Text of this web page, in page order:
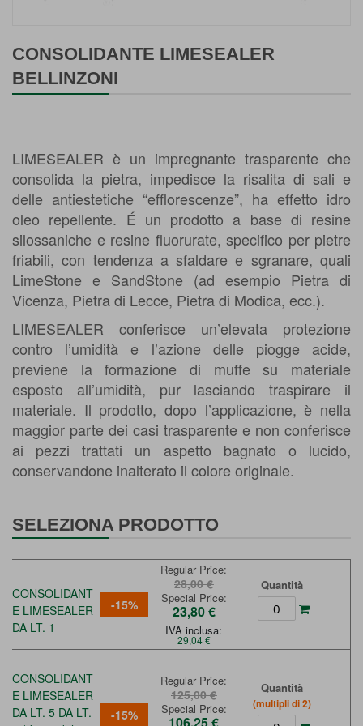
CONSOLIDANTE LIMESEALER
BELLINZONI
all'inizio
galleria
LIMESEALER è un impregnante trasparente che
consolida la pietra, impedisce la risalita di sali e
delle antiestetiche “efflorescenze”, ha effetto idro
oleo repellente. É un prodotto a base di resine
silossaniche e resine fluorurate, specifico per pietre
friabili, con tendenza a sfaldare e sgranare, quali
LimeStone e SandStone (ad esempio Pietra di
Vicenza, Pietra di Lecce, Pietra di Modica, ecc.).
LIMESEALER conferisce un’elevata protezione
contro l’umidità e l’azione delle piogge acide,
previene la formazione di muffe su materiale
esposto all’umidità, pur lasciando traspirare il
materiale. Il prodotto, dopo l’applicazione, è nella
maggior parte dei casi trasparente e non conferisce
ai pezzi trattati un aspetto bagnato o lucido,
conservandone inalterato il colore originale.
SELEZIONA PRODOTTO
CONSOLIDANT
E LIMESEALER
DA LT. 1
-15%
Regular Price
28,00 €
Special Price
23,80 €
IVA inclusa:
29,04 €
Quantità
CONSOLIDANT
E LIMESEALER
DA LT. 5 DA LT.
-15%
Regular Price
125,00 €
Special Price
106,25 €
Quantità
(multipli di 2)